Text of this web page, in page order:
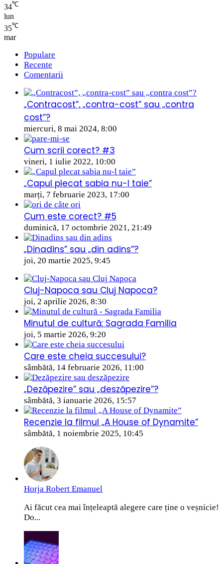
34℃
lun
35℃
mar
Populare
Recente
Comentarii
„Contracost”, „contra-cost” sau „contra
cost”?
miercuri, 8 mai 2024, 8:00
Cum scrii corect? #3
vineri, 1 iulie 2022, 10:00
„Capul plecat sabia nu-l taie”
marți, 7 februarie 2023, 17:00
Cum este corect? #5
duminică, 17 octombrie 2021, 21:49
„Dinadins” sau „din adins”?
joi, 20 martie 2025, 9:45
Cluj-Napoca sau Cluj Napoca?
joi, 2 aprilie 2026, 8:30
Minutul de cultură: Sagrada Familia
joi, 5 martie 2026, 9:20
Care este cheia succesului?
sâmbătă, 14 februarie 2026, 11:00
„Dezăpezire” sau „deszăpezire”?
sâmbătă, 3 ianuarie 2026, 15:57
Recenzie la filmul „A House of Dynamite”
sâmbătă, 1 noiembrie 2025, 10:45
Horja Robert Emanuel
Ai făcut cea mai înțeleaptă alegere care ține o veșnicie!
Do...